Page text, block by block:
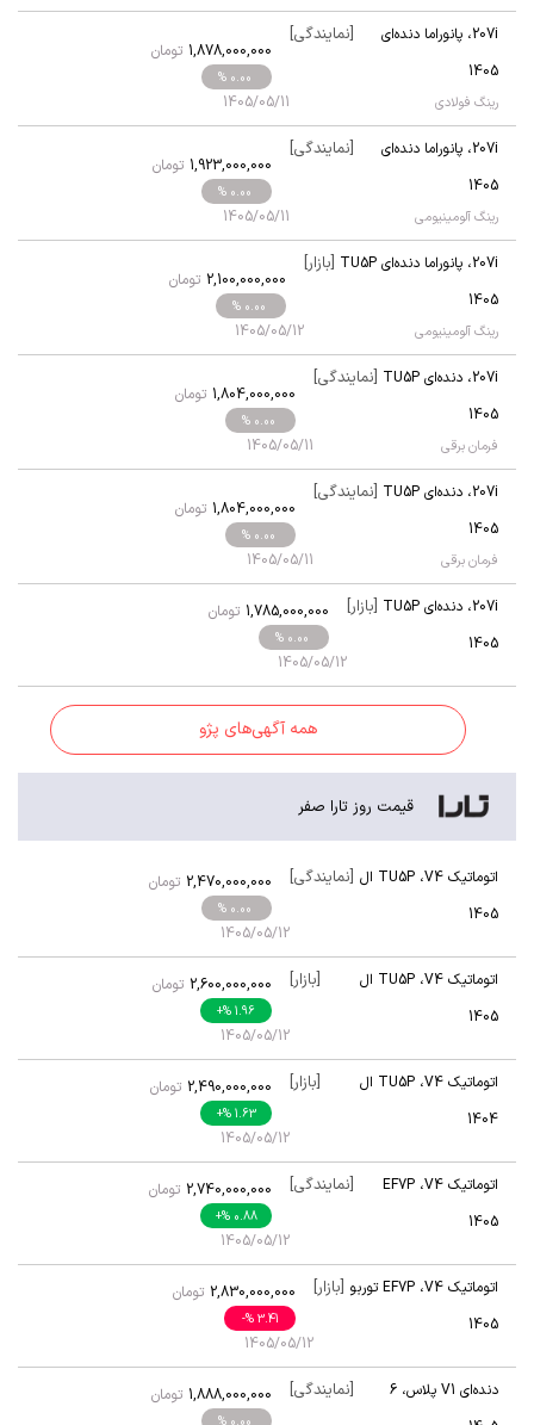
207i ، پانوراما دنده‌ای
TU5P
[نمایندگی]
1405
رینگ فولادی 1405/05/11
% 0.00
تومان 1,878,000,000
207i ، پانوراما دنده‌ای
TU5P
[نمایندگی]
1405
رینگ آلومینیومی 1405/05/11
% 0.00
تومان 1,923,000,000
207i ، پانوراما دنده‌ای TU5P [بازار]
1405
رینگ آلومینیومی 1405/05/12
% 0.00
تومان 2,100,000,000
207i ، دنده‌ای TU5P [نمایندگی]
1405
فرمان برقی 1405/05/11
% 0.00
تومان 1,804,000,000
207i ، دنده‌ای TU5P [نمایندگی]
1405
فرمان برقی 1405/05/11
% 0.00
تومان 1,804,000,000
207i ، دنده‌ای TU5P [بازار]
1405
1405/05/12
% 0.00
تومان 1,785,000,000
همه آگهی‌های پژو
قیمت روز تارا صفر
اتوماتیک V4 ،
TU5P ال
ایکس
[نمایندگی]
1405
1405/05/12
% 0.00
تومان 2,470,000,000
اتوماتیک V4 ،
TU5P ال
ایکس
[بازار]
1405
1405/05/12
% 1.96
+
تومان 2,600,000,000
اتوماتیک V4 ،
TU5P ال
ایکس
[بازار]
1404
1405/05/12
% 1.63
+
تومان 2,490,000,000
اتوماتیک V4 ، EF7P
توربو
[نمایندگی]
1405
1405/05/12
% 0.88
+
تومان 2,740,000,000
اتوماتیک V4 ، EF7P توربو [بازار]
1405
1405/05/12
% 3.41
-
تومان 2,830,000,000
دنده‌ای V1 پلاس ، 6
سرعته
[نمایندگی] تومان 1,888,000,000